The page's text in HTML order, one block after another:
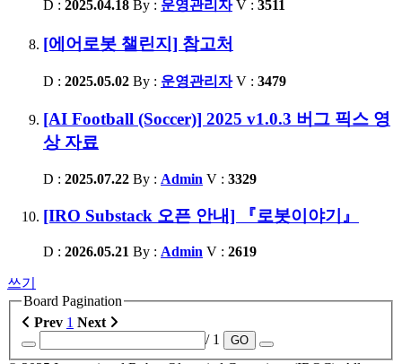
D : 2025.04.18 By : 운영관리자 V : 3511
[에어로봇 챌린지] 참고처
D : 2025.05.02 By : 운영관리자 V : 3479
[AI Football (Soccer)] 2025 v1.0.3 버그 픽스 영
상 자료
D : 2025.07.22 By : Admin V : 3329
[IRO Substack 오픈 안내] 『로봇이야기』
D : 2026.05.21 By : Admin V : 2619
쓰기
Board Pagination
Prev 1 Next
/ 1
GO